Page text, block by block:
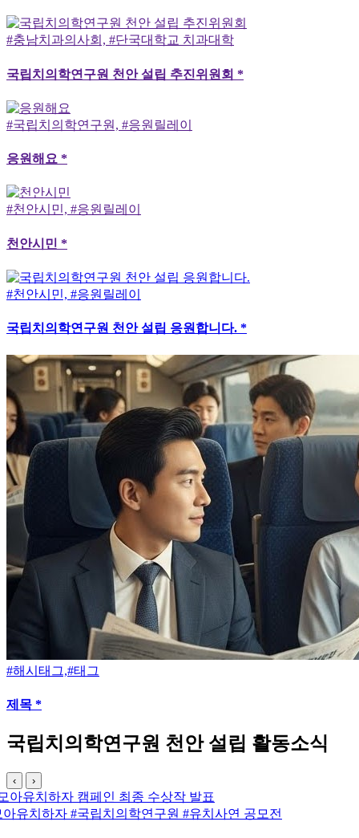
#충남치과의사회, #단국대학교 치과대학
국립치의학연구원 천안 설립 추진위원회 *
#국립치의학연구원, #응원릴레이
응원해요 *
#천안시민, #응원릴레이
천안시민 *
#천안시민, #응원릴레이
국립치의학연구원 천안 설립 응원합니다. *
#해시태그,#태그
제목 *
국립치의학연구원 천안 설립 활동소식
‹ ›
#유치모아유치하자#국립치의학연구원#유치사연 공모전